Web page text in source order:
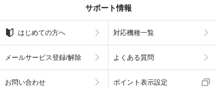
サポート情報
はじめての方へ 対応機種一覧
メールサービス登録/解除 よくある質問
お問い合わせ ポイント表示設定